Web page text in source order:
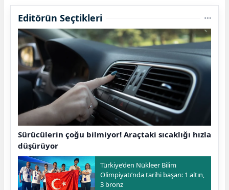
Editörün Seçtikleri
Sürücülerin çoğu bilmiyor! Araçtaki sıcaklığı hızla
düşürüyor
Türkiye’den Nükleer Bilim
Olimpiyatı’nda tarihi başarı: 1 altın,
3 bronz